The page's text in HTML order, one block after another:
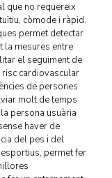
que no requereix
còmode i ràpid.
permet detectar
la mesures entre
el seguiment de
cardiovascular
de persones
molt de temps
persona usuària
haver de
del pes i del
permet fer